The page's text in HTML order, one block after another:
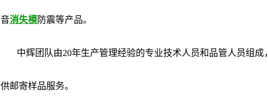
音消失模防震等产品。
中辉团队由20年生产管理经验的专业技术人员和品管人员组
供邮寄样品服务。